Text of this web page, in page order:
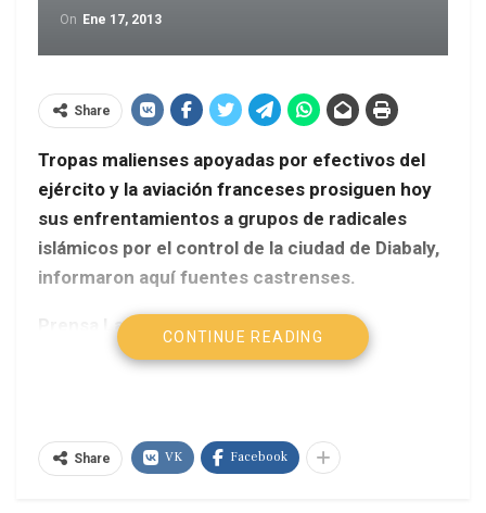
On Ene 17, 2013
Share
Tropas malienses apoyadas por efectivos del
ejército y la aviación franceses prosiguen hoy
sus enfrentamientos a grupos de radicales
islámicos por el control de la ciudad de Diabaly,
informaron aquí fuentes castrenses.
Prensa Latina
Según esos reportes, el objetivo de la ofensiva es
último en Diabaly.
CONTINUE READING
Share VK Facebook